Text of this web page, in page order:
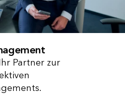
Partner zur